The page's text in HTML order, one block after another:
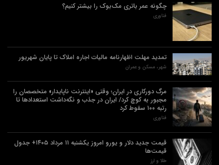
چگونه عمر باتری مک‌بوک را بیشتر کنیم؟
فناوری
تمدید مهلت اظهارنامه مالیات اجاره املاک تا پایان شهریور
شهر، مسکن و عمران
مرگ دورکاری در ایران؛ وقتی «اینترنت ناپایدار» متخصصان را
مجبور به کوچ کرد/ ایران در جذب و نگه‌داشت استعدادها تا
رتبه ۱۰۰ سقوط کرد
فناوری
قیمت جدید دلار و یورو امروز یکشنبه ۱۱ مرداد ۱۴۰۵+ جدول
قیمت‌ها
طلا و ارز